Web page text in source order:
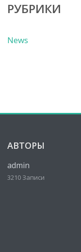
РУБРИКИ
News
АВТОРЫ
admin
3210 Записи